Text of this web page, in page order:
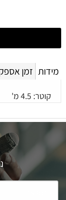
מידות זמן
קוטר: 4.5 מ'